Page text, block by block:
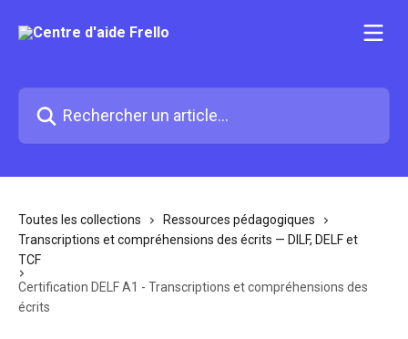
Toutes les collections
Ressources pédagogiques
Transcriptions et compréhensions des écrits — DILF, DELF et
TCF
Certification DELF A1 - Transcriptions et compréhensions des
écrits